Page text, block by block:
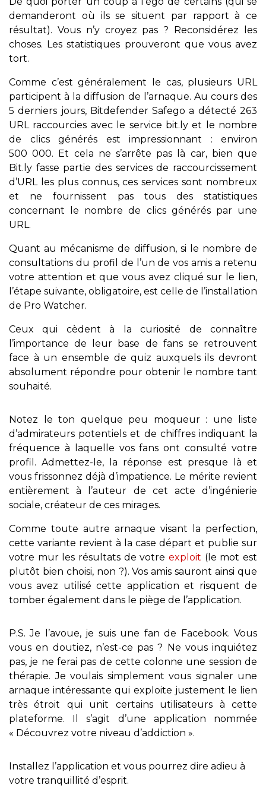
demanderont où ils se situent par rapport à ce
résultat). Vous n’y croyez pas ? Reconsidérez les
choses. Les statistiques prouveront que vous avez
tort.
Comme c’est généralement le cas, plusieurs URL
participent à la diffusion de l’arnaque. Au cours des
5 derniers jours, Bitdefender Safego a détecté 263
URL raccourcies avec le service bit.ly et le nombre
de clics générés est impressionnant : environ
500 000. Et cela ne s’arrête pas là car, bien que
Bit.ly fasse partie des services de raccourcissement
d’URL les plus connus, ces services sont nombreux
et ne fournissent pas tous des statistiques
concernant le nombre de clics générés par une
URL.
Quant au mécanisme de diffusion, si le nombre de
consultations du profil de l’un de vos amis a retenu
votre attention et que vous avez cliqué sur le lien,
l’étape suivante, obligatoire, est celle de l’installation
de Pro Watcher.
Ceux qui cèdent à la curiosité de connaître
l’importance de leur base de fans se retrouvent
face à un ensemble de quiz auxquels ils devront
absolument répondre pour obtenir le nombre tant
souhaité.
Notez le ton quelque peu moqueur : une liste
d’admirateurs potentiels et de chiffres indiquant la
fréquence à laquelle vos fans ont consulté votre
profil. Admettez-le, la réponse est presque là et
vous frissonnez déjà d’impatience. Le mérite revient
entièrement à l’auteur de cet acte d’ingénierie
sociale, créateur de ces mirages.
Comme toute autre arnaque visant la perfection,
cette variante revient à la case départ et publie sur
votre mur les résultats de votre exploit (le mot est
plutôt bien choisi, non ?). Vos amis sauront ainsi que
vous avez utilisé cette application et risquent de
tomber également dans le piège de l’application.
P.S. Je l’avoue, je suis une fan de Facebook. Vous
vous en doutiez, n’est-ce pas ? Ne vous inquiétez
pas, je ne ferai pas de cette colonne une session de
thérapie. Je voulais simplement vous signaler une
arnaque intéressante qui exploite justement le lien
très étroit qui unit certains utilisateurs à cette
plateforme. Il s’agit d’une application nommée
« Découvrez votre niveau d’addiction ».
Installez l’application et vous pourrez dire adieu à
votre tranquillité d’esprit.